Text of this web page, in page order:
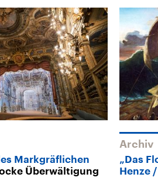
Markgräflichen
Überwältigung
Archiv
„Das
Henze